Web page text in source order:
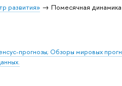
развития»
Помесячная динамика
прогнозы; Обзоры мировых